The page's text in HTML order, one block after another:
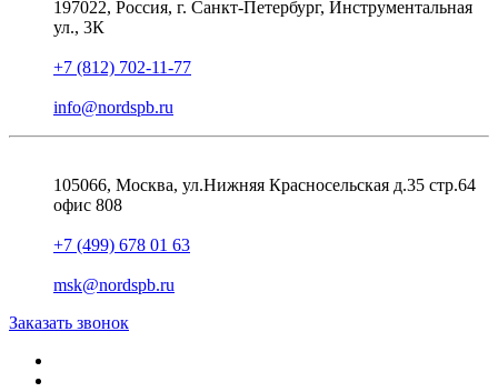
197022, Россия, г. Санкт-Петербург, Инструментальная
ул., 3К
+7 (812) 702-11-77
info@nordspb.ru
105066, Москва, ул.Нижняя Красносельская д.35 стр.64
офис 808
+7 (499) 678 01 63
msk@nordspb.ru
Заказать звонок